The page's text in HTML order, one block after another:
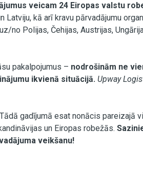
veicam 24 Eiropas valstu
Latviju, kā arī kravu pārvadājumu
no Polijas, Čehijas, Austrijas,
pakalpojumus – nodrošinām ne
ikvienā situācijā. Upway
gadījumā esat nonācis pareizajā
un Eiropas robežās.
veikšanu!